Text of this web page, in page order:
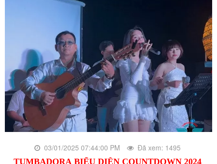
03/01/2025 07:44:00 PM Đã xem: 1495
TUMBADORA BIỂU DIỄN COUNTDOWN 2024